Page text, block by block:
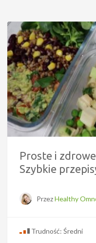
Proste i
Szybkie
PrzezHealthy
Trudność: Średni